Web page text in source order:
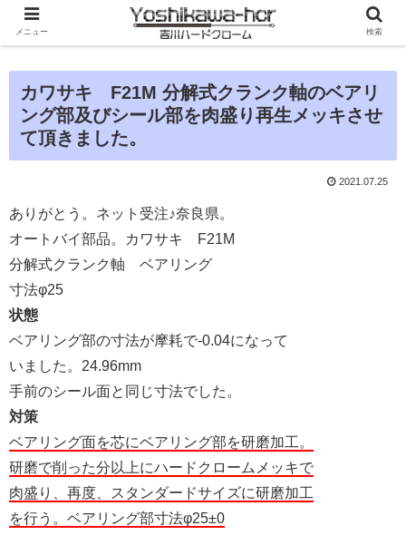
カワサキ F21M 分解式クランク軸のベアリ
ング部及びシール部を肉盛り再生メッキさせ
て頂きました。
2021.07.25
ありがとう。ネット受注♪奈良県。
オートバイ部品。カワサキ F21M
分解式クランク軸 ベアリング
寸法φ25
状態
ベアリング部の寸法が摩耗で-0.04になって
いました。24.96mm
手前のシール面と同じ寸法でした。
対策
ベアリング面を芯にベアリング部を研磨加工。
研磨で削った分以上にハードクロームメッキで
肉盛り、再度、スタンダードサイズに研磨加工
を行う。ベアリング部寸法φ25±0
メニュー 検索